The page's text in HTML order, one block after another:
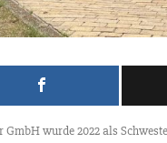
GmbH wurde 2022 als